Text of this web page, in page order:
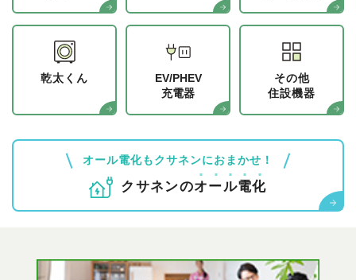
乾太くん
EV/PHEV
充電器
その他
住設機器
オール電化もクサネンにおまかせ！
クサネンのオール電化